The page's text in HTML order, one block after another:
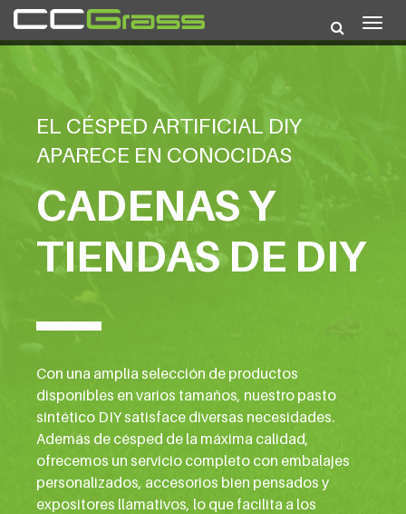
EL CÉSPED ARTIFICIAL DIY
APARECE EN CONOCIDAS
CADENAS Y
TIENDAS DE DIY
Con una amplia selección de productos
disponibles en varios tamaños, nuestro pasto
sintético DIY satisface diversas necesidades.
Además de césped de la máxima calidad,
ofrecemos un servicio completo con embalajes
personalizados, accesorios bien pensados y
expositores llamativos, lo que facilita a los